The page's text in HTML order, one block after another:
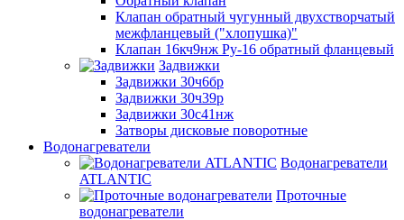
Клапан обратный чугунный двухстворчатый
межфланцевый ("хлопушка)"
Клапан 16кч9нж Ру-16 обратный фланцевый
Задвижки
Задвижки 30ч6бр
Задвижки 30ч39р
Задвижки 30с41нж
Затворы дисковые поворотные
Водонагреватели
Водонагреватели
ATLANTIC
Проточные
водонагреватели